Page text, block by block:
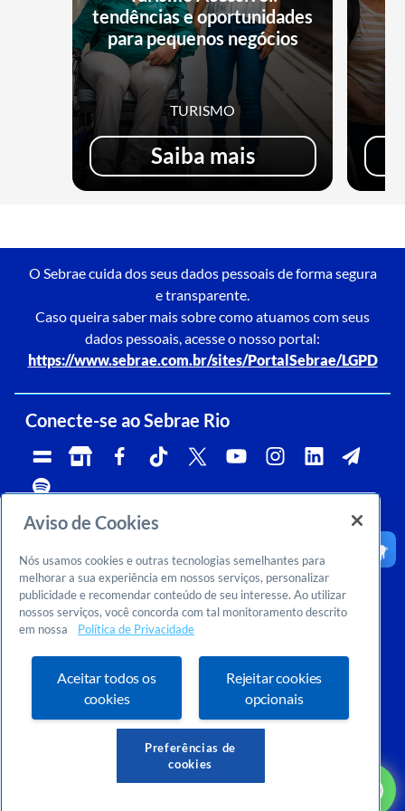
tendências e oportunidades
para pequenos negócios
TURISMO
Saiba mais
O Sebrae cuida dos seus dados pessoais de forma segura
e transparente.
Caso queira saber mais sobre como atuamos com seus
dados pessoais, acesse o nosso portal:
https://www.sebrae.com.br/sites/PortalSebrae/LGPD
Conecte-se ao Sebrae Rio
Telefone:
0800 570 0800
Whatsapp e Telegram:
(21)96576-7825
Ouvidoria:
CNPJ:
29.737.103/0001-10
Email:
falesebraerio@rj.sebrae.com.br
Sebrae Inteligência de Mercado
Dúvidas? Consulte o FAQOu entre em contato conosco:
Aviso de Cookies
Nós usamos cookies e outras tecnologias semelhantes para
melhorar a sua experiência em nossos serviços, personalizar
publicidade e recomendar conteúdo de seu interesse. Ao utilizar
nossos serviços, você concorda com tal monitoramento descrito
em nossa
Política de Privacidade
Aceitar todos os
cookies
Rejeitar cookies
opcionais
Preferências de
cookies